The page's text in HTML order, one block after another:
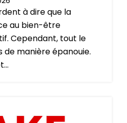
à dire que la
au bien-être
Cependant, tout le
de manière épanouie.